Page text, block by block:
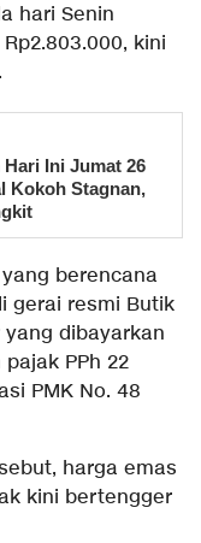
hari Senin
kini
Ini Jumat 26
Kokoh Stagnan,
berencana
gerai resmi Butik
dibayarkan
PPh 22
PMK No. 48
harga emas
kini bertengger